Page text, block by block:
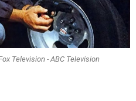
Television - ABC Television